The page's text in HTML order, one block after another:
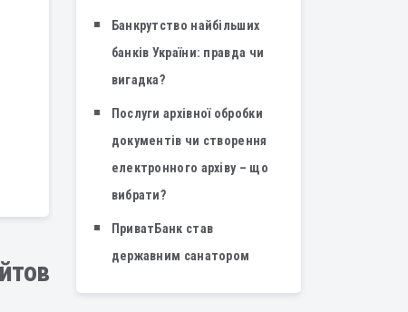
Банкрутство найбільших
банків України: правда чи
вигадка?
Послуги архівної обробки
документів чи створення
електронного архіву – що
вибрати?
ПриватБанк став
державним санатором